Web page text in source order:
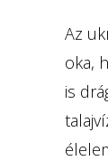
Az
oka,
is